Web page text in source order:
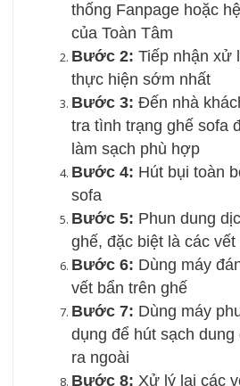
thống Fanpage hoặc
của Toàn Tâm
Bước 2: Tiếp nhận xử
thực hiện sớm nhất
Bước 3: Đến nhà
tra tình trạng ghế sofa
làm sạch phù hợp
Bước 4: Hút bụi toàn
sofa
Bước 5: Phun dung
ghế, đặc biệt là các
Bước 6: Dùng máy
vết bẩn trên ghế
Bước 7: Dùng máy
dụng để hút sạch dung
ra ngoài
Bước 8: Xử lý lại các